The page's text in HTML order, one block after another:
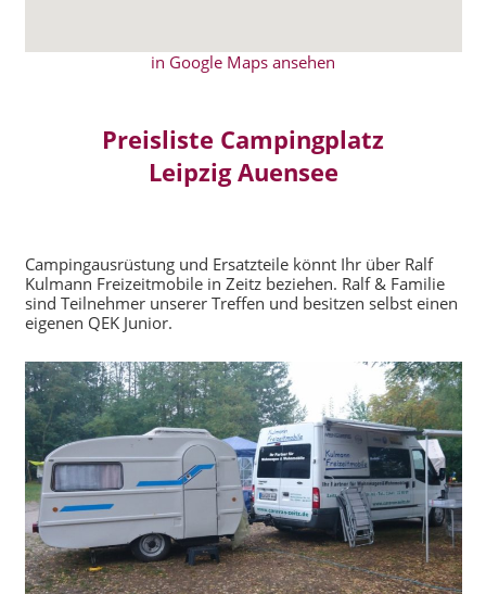
in Google Maps ansehen
Preisliste Campingplatz
Leipzig Auensee
Campingausrüstung und Ersatzteile könnt Ihr über Ralf
Kulmann Freizeitmobile in Zeitz beziehen. Ralf & Familie
sind Teilnehmer unserer Treffen und besitzen selbst einen
eigenen QEK Junior.